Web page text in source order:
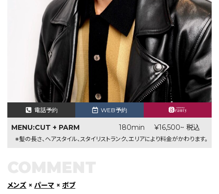
電話予約 WEB予約
MENU:CUT + PARM 180min ¥16,500~ 税込
※髪の長さ、ヘアスタイル、スタイリストランク、エリアにより料金がかわります。
メンズ × パーマ × ボブ